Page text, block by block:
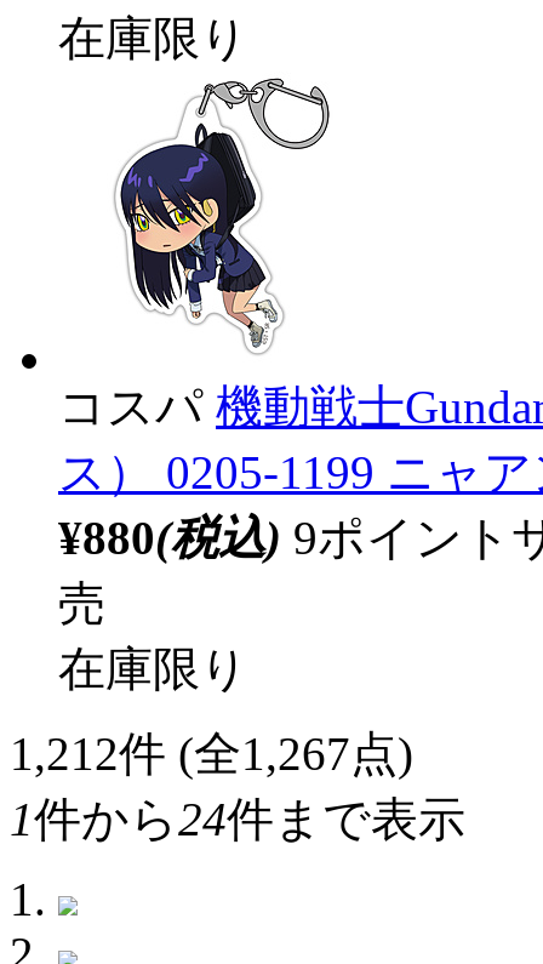
在庫限り
コスパ 機動戦士
ス） 0205-1199 ニャ
¥880(税込) 9ポイント
売
在庫限り
1,212件 (全1,267点)
1件から24件まで表示